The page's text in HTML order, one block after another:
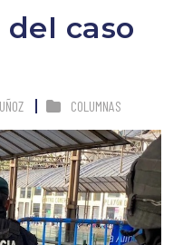
caso
COLUMNAS